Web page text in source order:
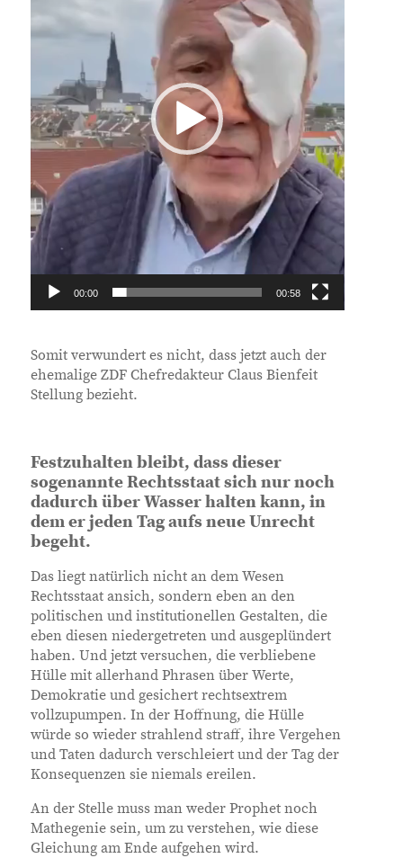
00:00 00:58
Somit verwundert es nicht, dass jetzt auch der
ehemalige ZDF Chefredakteur Claus Bienfeit
Stellung bezieht.
Festzuhalten bleibt, dass dieser
sogenannte Rechtsstaat sich nur noch
dadurch über Wasser halten kann, in
dem er jeden Tag aufs neue Unrecht
begeht.
Das liegt natürlich nicht an dem Wesen
Rechtsstaat ansich, sondern eben an den
politischen und institutionellen Gestalten, die
eben diesen niedergetreten und ausgeplündert
haben. Und jetzt versuchen, die verbliebene
Hülle mit allerhand Phrasen über Werte,
Demokratie und gesichert rechtsextrem
vollzupumpen. In der Hoffnung, die Hülle
würde so wieder strahlend straff, ihre Vergehen
und Taten dadurch verschleiert und der Tag der
Konsequenzen sie niemals ereilen.
An der Stelle muss man weder Prophet noch
Mathegenie sein, um zu verstehen, wie diese
Gleichung am Ende aufgehen wird.